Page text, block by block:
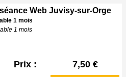
Web Juvisy-sur-Orge
1 mois
1 mois
Prix : 7,50 €